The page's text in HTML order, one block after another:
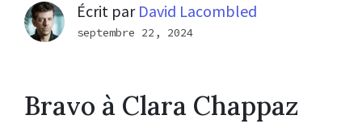
Écrit par David Lacombled
septembre 22, 2024
Bravo à Clara Chappaz